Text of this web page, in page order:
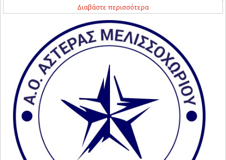
Διαβάστε περισσότερα